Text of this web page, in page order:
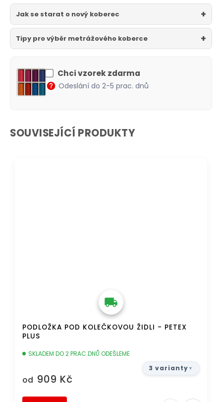
Jak se starat o nový koberec
Tipy pro výběr metrážového koberce
Chci vzorek zdarma
Odeslání do 2-5 prac. dnů
SOUVISEJÍCÍ PRODUKTY
PODLOŽKA POD KOLEČKOVOU ŽIDLI - PETEX
PLUS
SKLADEM DO 2 PRAC.DNŮ ODEŠLEME
od 909 Kč
3 varianty